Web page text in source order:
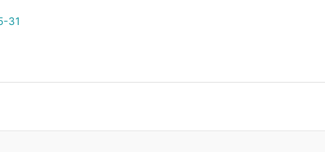
31